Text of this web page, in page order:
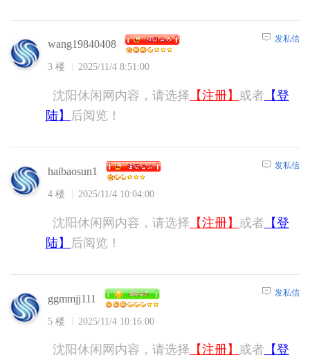
wang19840408
3 楼 2025/11/4 8:51:00
发私信
沈阳休闲网内容，请选择 【注册】 或者 【登
陆】
后阅览！
haibaosun1
4 楼 2025/11/4 10:04:00
发私信
沈阳休闲网内容，请选择 【注册】 或者 【登
陆】
后阅览！
ggmmjj111
5 楼 2025/11/4 10:16:00
发私信
沈阳休闲网内容，请选择 【注册】 或者 【登